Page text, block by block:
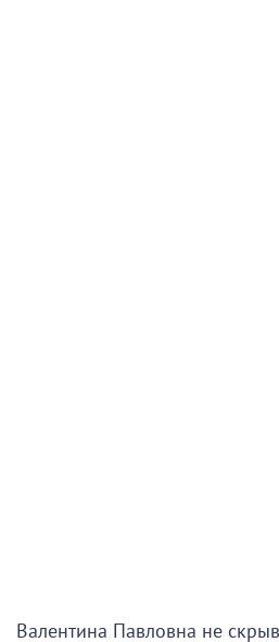
Валентина Павловна не